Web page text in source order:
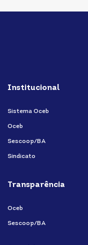
Institucional
Sistema Oceb
Oceb
Sescoop/BA
Sindicato
Transparência
Oceb
Sescoop/BA